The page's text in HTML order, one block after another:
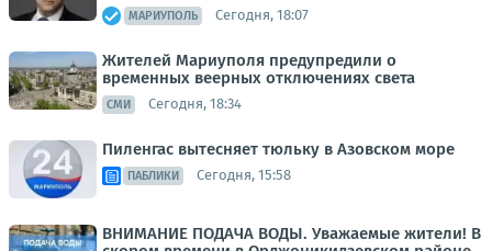
МАРИУПОЛЬ Сегодня, 18:07
Жителей Мариуполя предупредили о
временных веерных отключениях света
СМИ Сегодня, 18:34
Пиленгас вытесняет тюльку в Азовском море
ПАБЛИКИ Сегодня, 15:58
ВНИМАНИЕ ПОДАЧА ВОДЫ. Уважаемые жители! В